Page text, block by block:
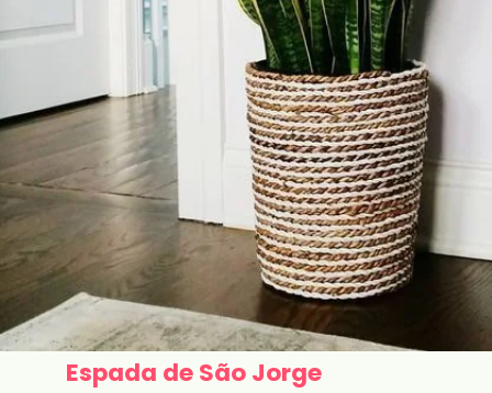
Espada de São Jorge